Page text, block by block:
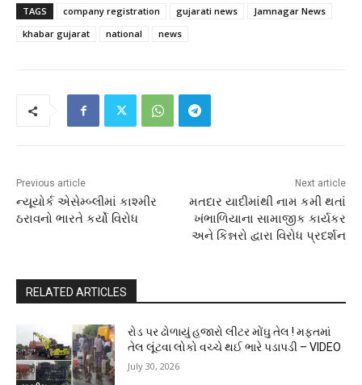
TAGS company registration gujarati news
Jamnagar News
khabar gujarat
national news
Previous article
ન્યૂયોર્ક એસેમ્બ્લીમાં કાશ્મીર
ઠરાવનો ભારતે કર્યો વિરોધ
Next article
મતદાર યાદીમાંથી નામ કમી થતાં
ખંભાળિયાના સામાજીક કાર્યકર
અને કિન્નરો દ્વારા વિરોધ પ્રદર્શન
RELATED ARTICLES
રોડ પર ઢોળાયું હજારો લીટર મોંઘુ તેલ ! મફતમાં
તેલ લૂંટવા લોકો વચ્ચે થઈ ભારે પડાપડી – VIDEO
July 30, 2026